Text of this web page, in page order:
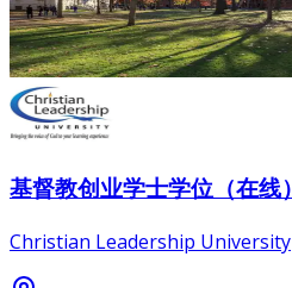
基督教创业学士学位（在线）
Christian Leadership University